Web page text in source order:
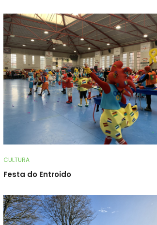
CULTURA
Festa do Entroido